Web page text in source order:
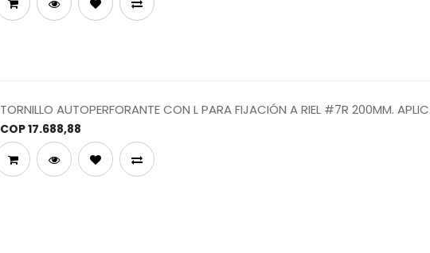
TORNILLO AUTOPERFORANTE CON L PARA FIJACIÓN A RIEL #7R 200MM.
DE MADERA
COP17.688,88